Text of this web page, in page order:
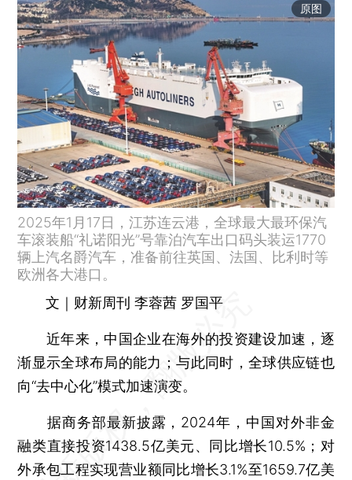
原图
2025年1月17日，江苏连云港，全球最大最环保汽
车滚装船“礼诺阳光”号靠泊汽车出口码头装运1770
辆上汽名爵汽车，准备前往英国、法国、比利时等
欧洲各大港口。
文｜财新周刊 李蓉茜 罗国平
近年来，中国企业在海外的投资建设加速，逐
渐显示全球布局的能力；与此同时，全球供应链也
向“去中心化”模式加速演变。
据商务部最新披露，2024年，中国对外非金
融类直接投资1438.5亿美元、同比增长10.5%；对
外承包工程实现营业额同比增长3.1%至1659.7亿美